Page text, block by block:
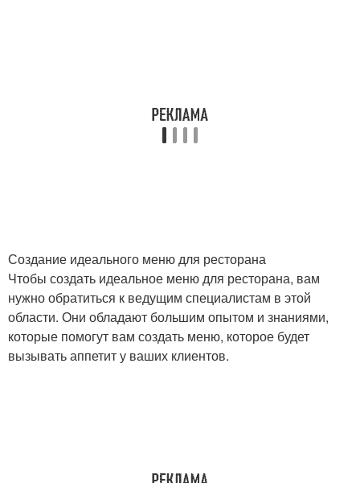
Создание идеального меню для ресторана
Чтобы создать идеальное меню для ресторана, вам
нужно обратиться к ведущим специалистам в этой
области. Они обладают большим опытом и знаниями,
которые помогут вам создать меню, которое будет
вызывать аппетит у ваших клиентов.